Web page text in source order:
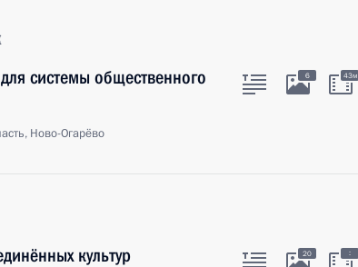
системы общественного
Ново-Огарёво
6 43м
культур
20 :